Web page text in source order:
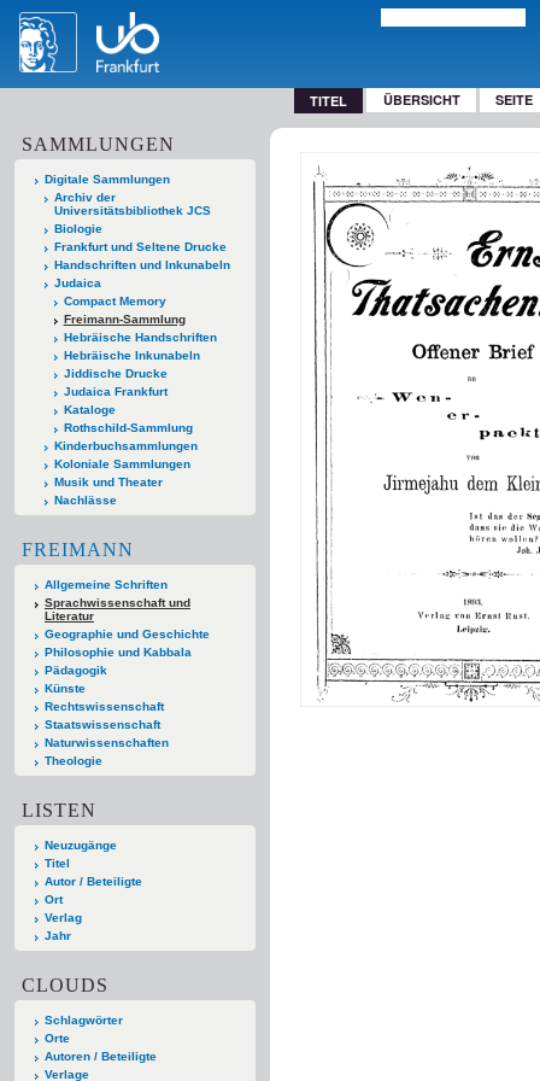
TITEL ÜBERSICHT SEITE
SAMMLUNGEN
Digitale Sammlungen
Archiv der
Universitätsbibliothek JCS
Biologie
Frankfurt und Seltene Drucke
Handschriften und Inkunabeln
Judaica
Compact Memory
Freimann-Sammlung
Hebräische Handschriften
Hebräische Inkunabeln
Jiddische Drucke
Judaica Frankfurt
Kataloge
Rothschild-Sammlung
Kinderbuchsammlungen
Koloniale Sammlungen
Musik und Theater
Nachlässe
FREIMANN
Allgemeine Schriften
Sprachwissenschaft und
Literatur
Geographie und Geschichte
Philosophie und Kabbala
Pädagogik
Künste
Rechtswissenschaft
Staatswissenschaft
Naturwissenschaften
Theologie
LISTEN
Neuzugänge
Titel
Autor / Beteiligte
Ort
Verlag
Jahr
CLOUDS
Schlagwörter
Orte
Autoren / Beteiligte
Verlage